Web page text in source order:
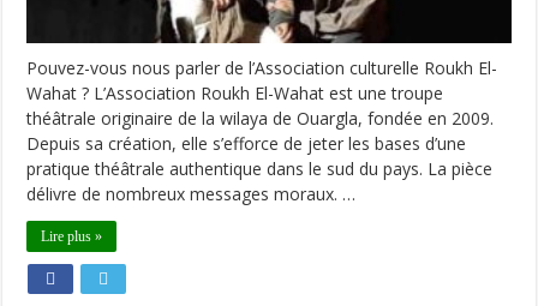
Pouvez-vous nous parler de l’Association culturelle Roukh El-
Wahat ? L’Association Roukh El-Wahat est une troupe
théâtrale originaire de la wilaya de Ouargla, fondée en 2009.
Depuis sa création, elle s’efforce de jeter les bases d’une
pratique théâtrale authentique dans le sud du pays. La pièce
délivre de nombreux messages moraux. …
Lire plus »